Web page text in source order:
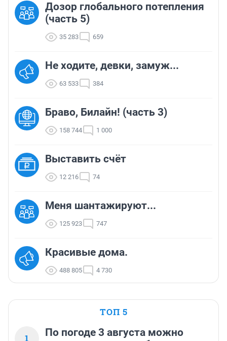
Дозор глобального потепления
(часть 5)
35 283 659
Не ходите, девки, замуж...
63 533 384
Браво, Билайн! (часть 3)
158 744 1 000
Выставить счёт
12 216 74
Меня шантажируют...
125 923 747
Красивые дома.
488 805 4 730
ТОП 5
1
По погоде 3 августа можно